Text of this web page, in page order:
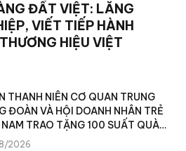
ĐẤT VIỆT: LẮNG
VIẾT TIẾP HÀNH
HIỆU VIỆT
THANH NIÊN CƠ QUAN TRUNG
ĐOÀN VÀ HỘI DOANH NHÂN TRẺ
TRAO TẶNG 100 SUẤT QUÀ
DÂN XÃ TÙNG VÀI (TUYÊN
2026